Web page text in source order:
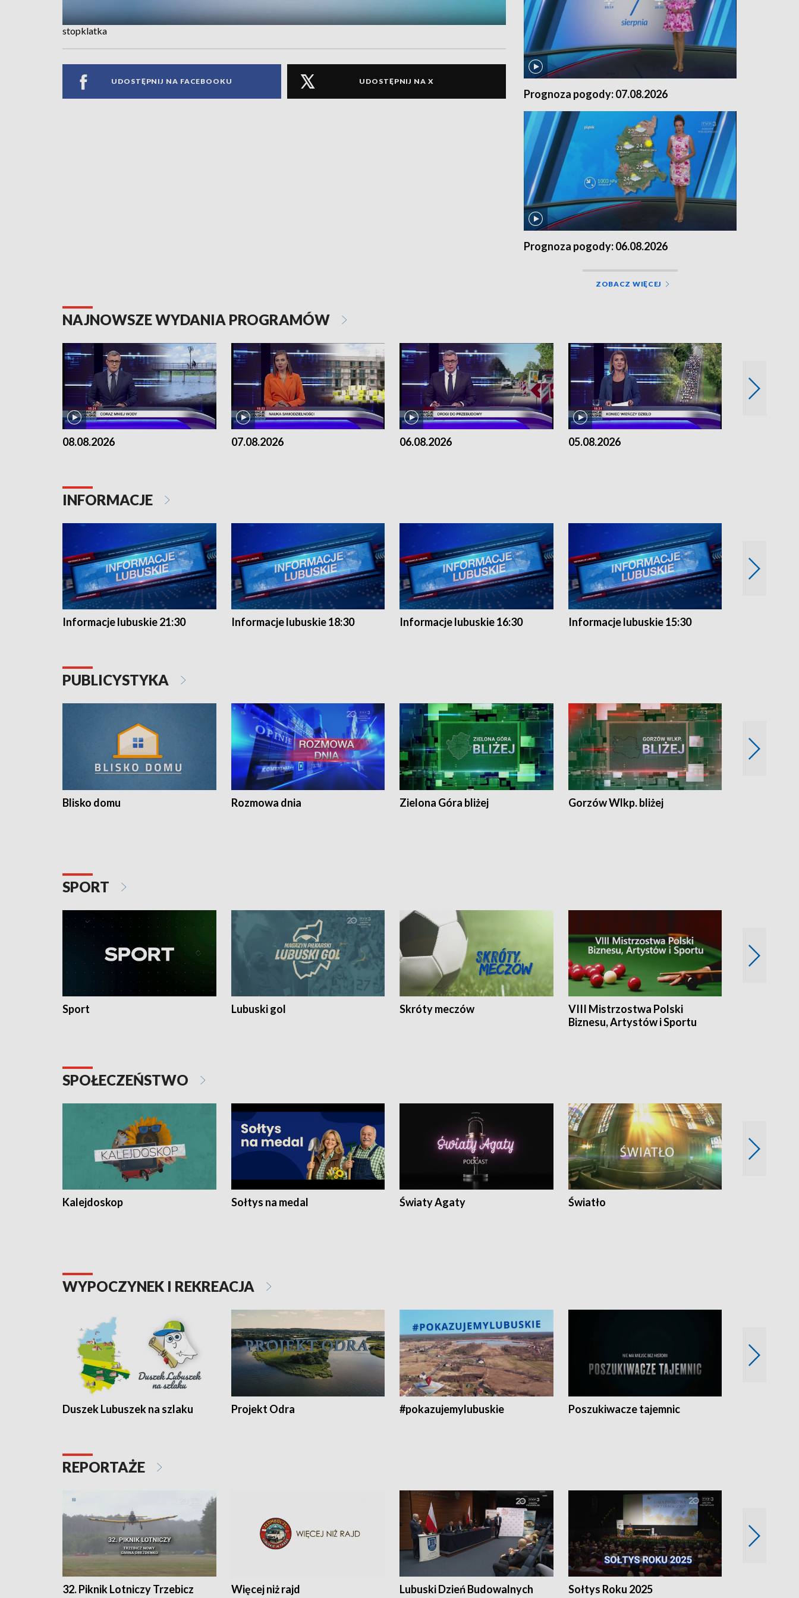
stopklatka
UDOSTĘPNIJ NA FACEBOOKU UDOSTĘPNIJ NA X
Prognoza pogody: 07.08.2026
Prognoza pogody: 06.08.2026
ZOBACZ WIĘCEJ
NAJNOWSZE WYDANIA PROGRAMÓW
08.08.2026 07.08.2026 06.08.2026 05.08.2026
INFORMACJE
Informacje lubuskie 21:30 Informacje lubuskie 18:30 Informacje lubuskie 16:30 Informacje lubuskie 15:30
PUBLICYSTYKA
Blisko domu Rozmowa dnia Zielona Góra bliżej Gorzów Wlkp. bliżej
SPORT
Sport Lubuski gol Skróty meczów
VIII Mistrzostwa Polski
Biznesu, Artystów i Sportu
SPOŁECZEŃSTWO
Kalejdoskop Sołtys na medal Światy Agaty Światło
WYPOCZYNEK I REKREACJA
Duszek Lubuszek na szlaku Projekt Odra #pokazujemylubuskie Poszukiwacze tajemnic
REPORTAŻE
32. Piknik Lotniczy Trzebicz
Więcej niż rajd Lubuski Dzień Budowalnych Sołtys Roku 2025